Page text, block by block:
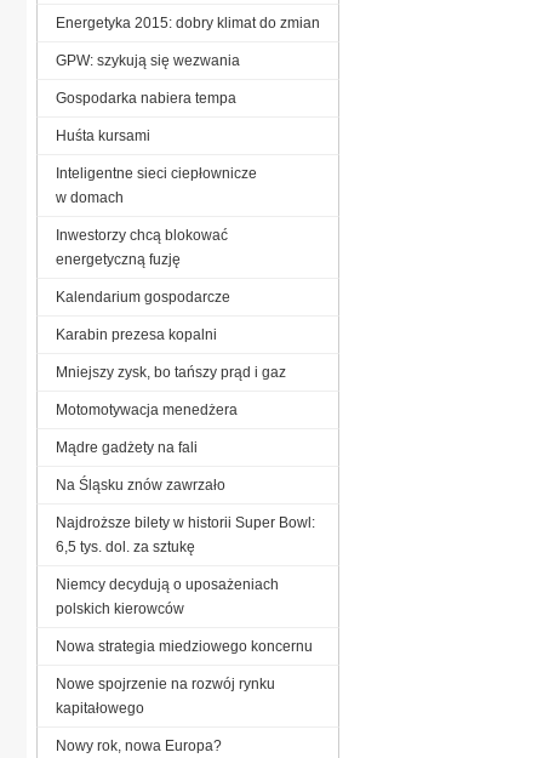
Energetyka 2015: dobry klimat do zmian
GPW: szykują się wezwania
Gospodarka nabiera tempa
Huśta kursami
Inteligentne sieci ciepłownicze
w domach
Inwestorzy chcą blokować
energetyczną fuzję
Kalendarium gospodarcze
Karabin prezesa kopalni
Mniejszy zysk, bo tańszy prąd i gaz
Motomotywacja menedżera
Mądre gadżety na fali
Na Śląsku znów zawrzało
Najdroższe bilety w historii Super Bowl:
6,5 tys. dol. za sztukę
Niemcy decydują o uposażeniach
polskich kierowców
Nowa strategia miedziowego koncernu
Nowe spojrzenie na rozwój rynku
kapitałowego
Nowy rok, nowa Europa?